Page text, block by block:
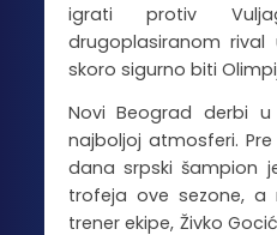
igrati protiv
drugoplasiranom
skoro sigurno biti
Novi Beograd derbi
najboljoj atmosferi.
dana srpski šampion
trofeja ove sezone, a
trener ekipe, Živko